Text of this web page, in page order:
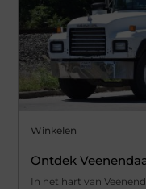
Winkelen
Ontdek
In het hart van